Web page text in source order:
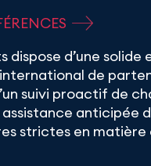
dispose d’une
international de
suivi proactif de
anticipée
strictes en